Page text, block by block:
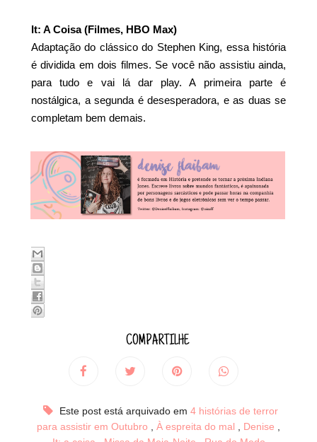
It: A Coisa (Filmes, HBO Max)
Adaptação do clássico do Stephen King, essa história
é dividida em dois filmes. Se você não assistiu ainda,
para tudo e vai lá dar play. A primeira parte é
nostálgica, a segunda é desesperadora, e as duas se
completam bem demais.
COMPARTILHE
Este post está arquivado em 4 histórias de terror
para assistir em Outubro
À espreita do mal Denise